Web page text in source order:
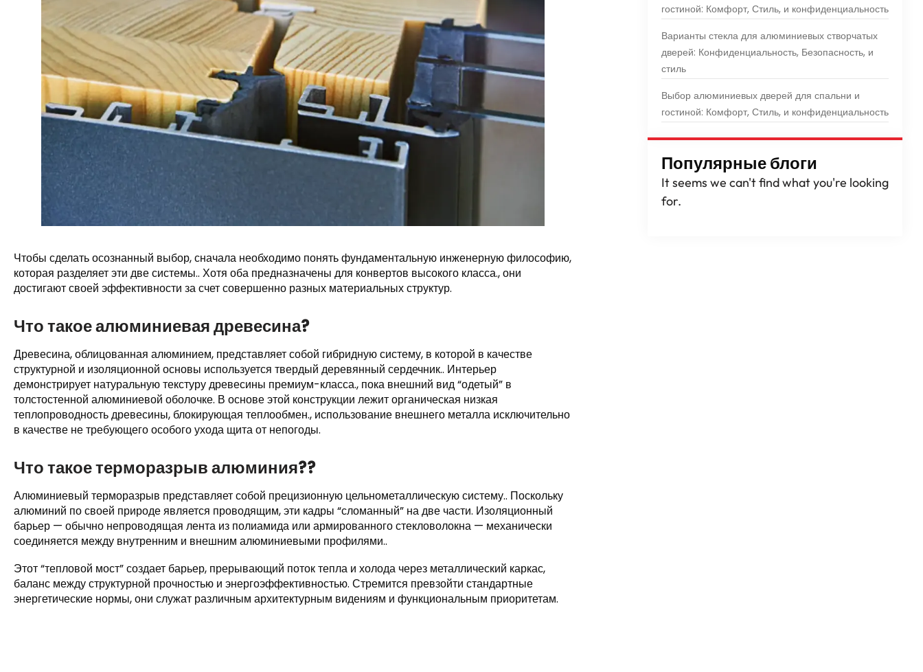
Чтобы сделать осознанный выбор, сначала необходимо понять фундаментальную инженерную философию,
которая разделяет эти две системы.. Хотя оба предназначены для конвертов высокого класса., они
достигают своей эффективности за счет совершенно разных материальных структур.
Что такое алюминиевая древесина?
Древесина, облицованная алюминием, представляет собой гибридную систему, в которой в качестве
структурной и изоляционной основы используется твердый деревянный сердечник.. Интерьер
демонстрирует натуральную текстуру древесины премиум-класса., пока внешний вид “одетый” в
толстостенной алюминиевой оболочке. В основе этой конструкции лежит органическая низкая
теплопроводность древесины, блокирующая теплообмен., использование внешнего металла исключительно
в качестве не требующего особого ухода щита от непогоды.
Что такое терморазрыв алюминия??
Алюминиевый терморазрыв представляет собой прецизионную цельнометаллическую систему.. Поскольку
алюминий по своей природе является проводящим, эти кадры “сломанный” на две части. Изоляционный
барьер — обычно непроводящая лента из полиамида или армированного стекловолокна — механически
соединяется между внутренним и внешним алюминиевыми профилями..
Этот “тепловой мост” создает барьер, прерывающий поток тепла и холода через металлический каркас,
баланс между структурной прочностью и энергоэффективностью. Стремится превзойти стандартные
энергетические нормы, они служат различным архитектурным видениям и функциональным приоритетам.
гостиной: Комфорт, Стиль, и конфиденциальность
Варианты стекла для алюминиевых створчатых
дверей: Конфиденциальность, Безопасность, и
стиль
Выбор алюминиевых дверей для спальни и
гостиной: Комфорт, Стиль, и конфиденциальность
Популярные блоги
It seems we can't find what you're looking
for.